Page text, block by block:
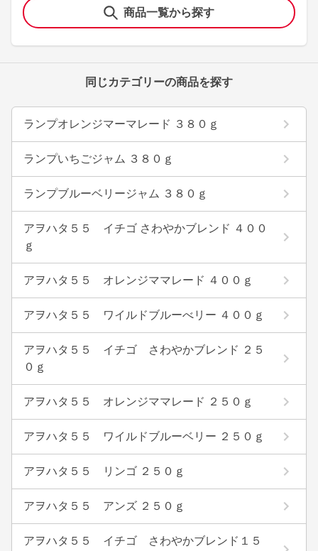
商品一覧から探す
同じカテゴリーの商品を探す
ランプオレンジマーマレード ３８０ｇ
ランプいちごジャム ３８０ｇ
ランプブルーベリージャム ３８０ｇ
アヲハタ５５ イチゴ さわやかブレンド ４００
ｇ
アヲハタ５５ オレンジママレード ４００ｇ
アヲハタ５５ ワイルドブルーべリー ４００ｇ
アヲハタ５５ イチゴ さわやかブレンド ２５
０ｇ
アヲハタ５５ オレンジママレード ２５０ｇ
アヲハタ５５ ワイルドブルーベリー ２５０ｇ
アヲハタ５５ リンゴ ２５０ｇ
アヲハタ５５ アンズ ２５０ｇ
アヲハタ５５ イチゴ さわやかブレンド１５